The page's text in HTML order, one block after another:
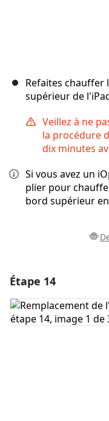
Refaites chauffer
supérieur de
Veillez à ne
la procédure
dix minutes
Si vous avez un
plier pour
bord supérieur
Ajouter un
Étape 14